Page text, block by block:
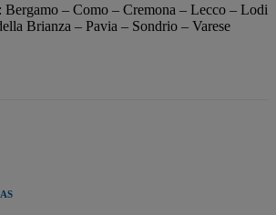
Bergamo – Como – Cremona – Lecco – Lodi
Brianza – Pavia – Sondrio – Varese